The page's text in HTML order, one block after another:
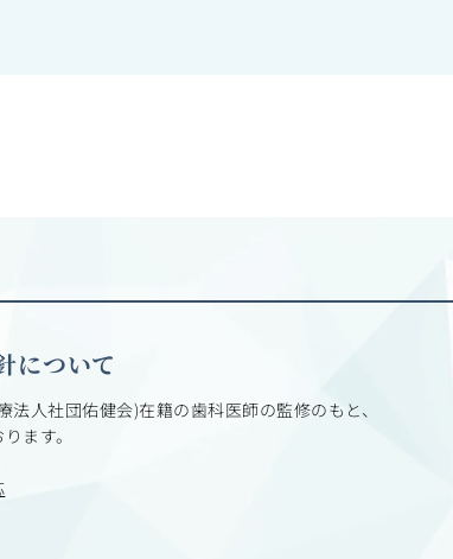
について
人社団佑健会)在籍の歯科医師の監修のもと、
ます。